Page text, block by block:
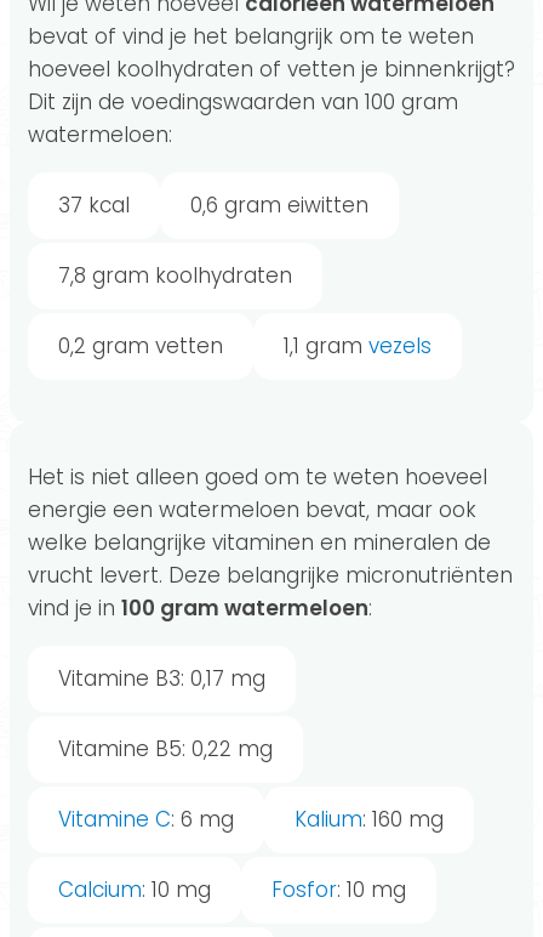
bevat of vind je het belangrijk om te weten
hoeveel koolhydraten of vetten je binnenkrijgt?
Dit zijn de voedingswaarden van 100 gram
watermeloen:
37 kcal 0,6 gram eiwitten
7,8 gram koolhydraten
0,2 gram vetten 1,1 gram vezels
Het is niet alleen goed om te weten hoeveel
energie een watermeloen bevat, maar ook
welke belangrijke vitaminen en mineralen de
vrucht levert. Deze belangrijke micronutriënten
vind je in 100 gram watermeloen:
Vitamine B3: 0,17 mg
Vitamine B5: 0,22 mg
Vitamine C: 6 mg Kalium: 160 mg
Calcium: 10 mg Fosfor: 10 mg